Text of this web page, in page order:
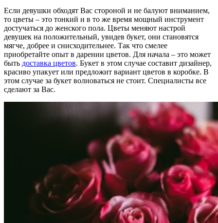
Если девушки обходят Вас стороной и не балуют вниманием,
то цветы – это тонкий и в то же время мощный инструмент
достучаться до женского пола. Цветы меняют настрой
девушек на положительный, увидев букет, они становятся
мягче, добрее и снисходительнее. Так что смелее
приобретайте опыт в дарении цветов. Для начала – это может
быть доставка цветов. Букет в этом случае составит дизайнер,
красиво упакует или предложит вариант цветов в коробке. В
этом случае за букет волноваться не стоит. Специалисты все
сделают за Вас.